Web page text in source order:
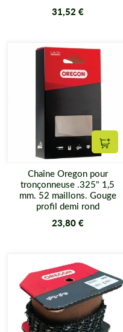
31,52 €
Chaîne Oregon pour
tronçonneuse .325" 1,5
mm. 52 maillons. Gouge
profil demi rond
23,80 €